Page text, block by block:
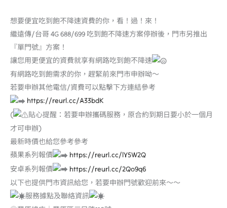
想要便宜吃到飽不降速資費的你，看！過！來！
繼遠傳/台哥 4G 688/699 吃到飽不降速方案停辦後，門市另推出
『單門號』方案！
讓您用更便宜的資費就享有網路吃到飽不降速
有網路吃到飽需求的你，趕緊前來門市申辦呦～
若要申辦其他電信/資費可以點擊下方連結參考
https://reurl.cc/A33bdK
(
貼心提醒：若要申辦攜碼服務，原合約到期日要小於一個月
才可申辦)
最新時價也給您參考參考
蘋果系列報價
https://reurl.cc/lY5W2Q
安卓系列報價
https://reurl.cc/2Qo9q6
以下也提供門市資訊給您，若要申辦門號歡迎前來～～
服務據點及聯絡資訊